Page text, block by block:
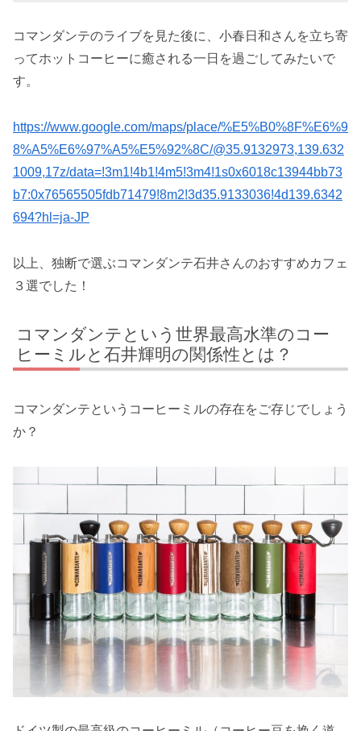
コマンダンテのライブを見た後に、小春日和さんを立ち寄
ってホットコーヒーに癒される一日を過ごしてみたいで
す。
https://www.google.com/maps/place/%E5%B0%8F%E6%9
8%A5%E6%97%A5%E5%92%8C/@35.9132973,139.632
1009,17z/data=!3m1!4b1!4m5!3m4!1s0x6018c13944bb73
b7:0x76565505fdb71479!8m2!3d35.9133036!4d139.6342
694?hl=ja-JP
以上、独断で選ぶコマンダンテ石井さんのおすすめカフェ
３選でした！
コマンダンテという世界最高水準のコー
ヒーミルと石井輝明の関係性とは？
コマンダンテというコーヒーミルの存在をご存じでしょう
か？